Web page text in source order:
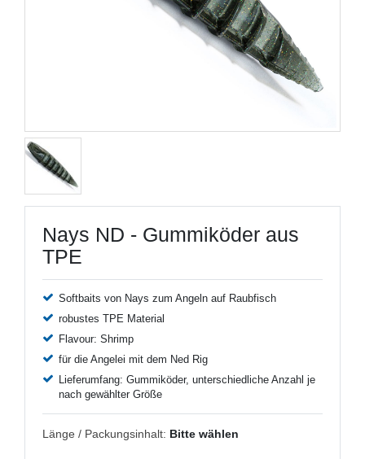
Nays ND - Gummiköder aus
TPE
Softbaits von Nays zum Angeln auf Raubfisch
robustes TPE Material
Flavour: Shrimp
für die Angelei mit dem Ned Rig
Lieferumfang: Gummiköder, unterschiedliche Anzahl je
nach gewählter Größe
Länge / Packungsinhalt: Bitte wählen